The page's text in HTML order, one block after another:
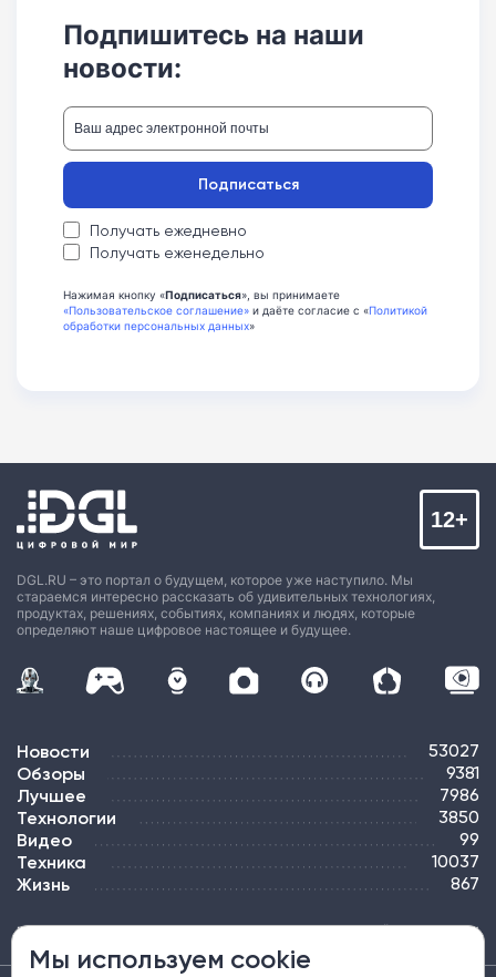
Подпишитесь на наши
новости:
Получать ежедневно
Получать еженедельно
Подписаться
Нажимая кнопку «Подписаться», вы принимаете
«Пользовательское соглашение» и даёте согласие с «Политикой
обработки персональных данных»
DGL.RU – это портал о будущем, которое уже наступило. Мы
стараемся интересно рассказать об удивительных технологиях,
продуктах, решениях, событиях, компаниях и людях, которые
определяют наше цифровое настоящее и будущее.
12+
Новости 53027
Обзоры 9381
Лучшее 7986
Технологии 3850
Видео 99
Техника 10037
Жизнь 867
ПОДПИСКА РЕКЛАМА КОНТАКТЫ КАРТА САЙТА ТЭГИ
Мы используем cookie